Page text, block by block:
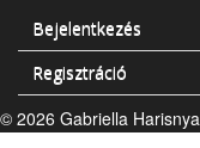
Bejelentkezés
Regisztráció
© 2026 Gabriella Harisnya